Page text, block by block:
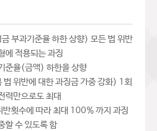
부과기준율 하한 상향) 모든 법 위반
에 적용되는 과징
준율(금액) 하한을 상향
법 위반에 대한 과징금 가중 강화) 1회
력만으로도 최대
횟수에 따라 최대 100% 까지 과징
할 수 있도록 함